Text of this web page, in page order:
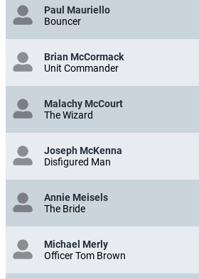
Paul Mauriello
Bouncer
Brian McCormack
Unit Commander
Malachy McCourt
The Wizard
Joseph McKenna
Disfigured Man
Annie Meisels
The Bride
Michael Merly
Officer Tom Brown